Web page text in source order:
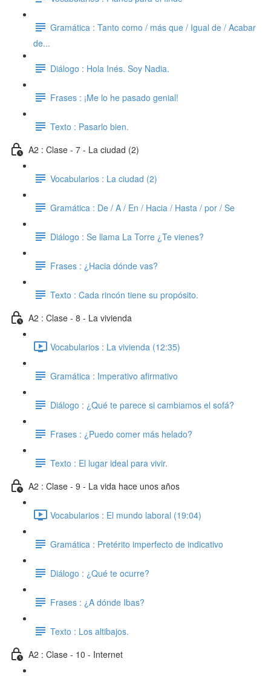
Gramática : Tanto como / más que / Igual de / Acabar
de...
Diálogo : Hola Inés. Soy Nadia.
Frases : ¡Me lo he pasado genial!
Texto : Pasarlo bien.
A2 : Clase - 7 - La ciudad (2)
Vocabularios : La ciudad (2)
Gramática : De / A / En / Hacia / Hasta / por / Se
Diálogo : Se llama La Torre ¿Te vienes?
Frases : ¿Hacia dónde vas?
Texto : Cada rincón tiene su propósito.
A2 : Clase - 8 - La vivienda
Vocabularios : La vivienda (12:35)
Gramática : Imperativo afirmativo
Diálogo : ¿Qué te parece si cambiamos el sofá?
Frases : ¿Puedo comer más helado?
Texto : El lugar ideal para vivir.
A2 : Clase - 9 - La vida hace unos años
Vocabularios : El mundo laboral (19:04)
Gramática : Pretérito imperfecto de indicativo
Diálogo : ¿Qué te ocurre?
Frases : ¿A dónde Ibas?
Texto : Los altibajos.
A2 : Clase - 10 - Internet